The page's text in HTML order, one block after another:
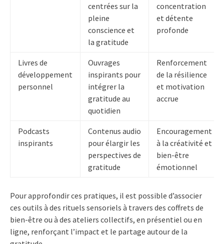
centrées sur la
pleine
conscience et
la gratitude
concentration
et détente
profonde
Livres de
développement
personnel
Ouvrages
inspirants pour
intégrer la
gratitude au
quotidien
Renforcement
de la résilience
et motivation
accrue
Podcasts
inspirants
Contenus audio
pour élargir les
perspectives de
gratitude
Encouragement
à la créativité et
bien-être
émotionnel
Pour approfondir ces pratiques, il est possible d’associer
ces outils à des rituels sensoriels à travers des coffrets de
bien-être ou à des ateliers collectifs, en présentiel ou en
ligne, renforçant l’impact et le partage autour de la